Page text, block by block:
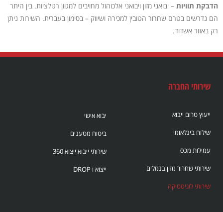
הדבקת תוויות – יבואני מזון ויבואני אלכוהול מחויבים למגוון רגולציות. בין היתר
הם נדרשים בטרם שחרור הטובין למכירה ושיווק – בסימון בעברית. השירות ניתן
רק באזור אשדוד.
שירותי החברה
ייעוץ טרום ייבוא
שילוח בינלאומי
עמילות מכס
שירותי שחרור מזון בנמלים
שירותי לוגיסטיקה
יבוא אישי
ביטוח מטענים
שירותי ייבוא ייצוא 360
ייצוא ו DROP